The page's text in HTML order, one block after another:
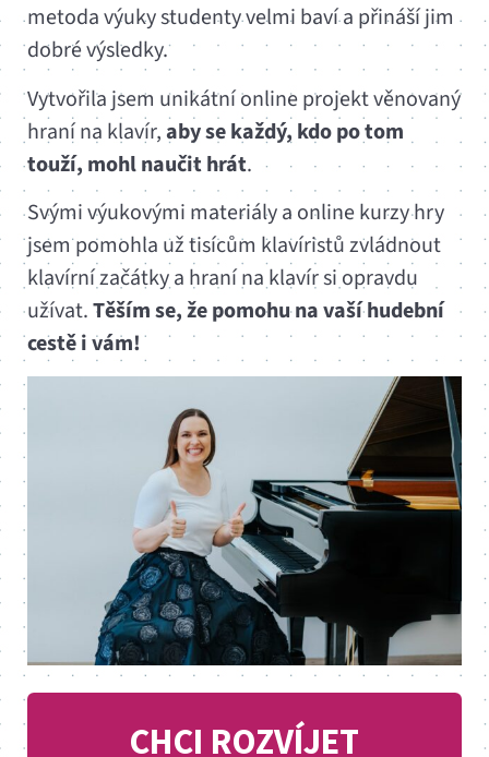
metoda výuky studenty velmi baví a přináší jim
dobré výsledky.
Vytvořila jsem unikátní online projekt věnovaný
hraní na klavír,aby se každý, kdo po tom
touží, mohl naučit hrát.
Svými výukovými materiály a online kurzy hry
jsem pomohla už tisícům klavíristů zvládnout
klavírní začátky a hraní na klavír si opravdu
užívat.Těším se, že pomohu na vaší hudební
cestě i vám!
CHCI ROZVÍJET